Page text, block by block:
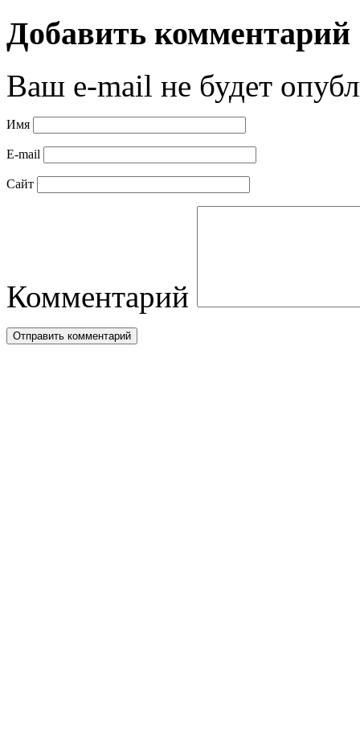
Добавить комментарий
Ваш e-mail не будет
Имя
E-mail
Сайт
Комментарий